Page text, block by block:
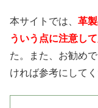
本サイトでは、 革
ういう点に注意し
た。また、お勧め
ければ参考にしてく